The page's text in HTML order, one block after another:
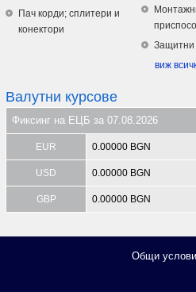
Пач корди; сплитери и
конектори
Защитни
виж
Валутни курсове
Фиксинг на ЕЦБ за 07.08.2026
EUR 0.00000 BGN
USD 0.00000 BGN
GBP 0.00000 BGN
Общи